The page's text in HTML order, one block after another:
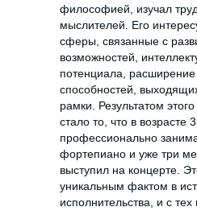
философией, изучал
мыслителей. Его
сферы, связанные с
возможностей,
потенциала, расширение
способностей,
рамки. Результатом
стало то, что в возрасте
профессионально
фортепиано и уже три
выступил на концерте.
уникальным фактом в
исполнительства, и с